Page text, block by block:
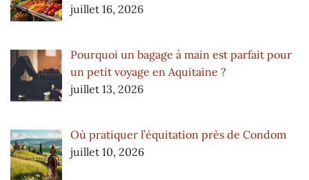
juillet 16, 2026
Pourquoi un bagage à main est parfait pour
un petit voyage en Aquitaine ?
juillet 13, 2026
Où pratiquer l’équitation près de Condom
juillet 10, 2026